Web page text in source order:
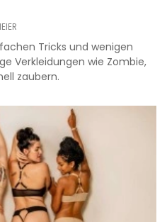
Tricks und wenigen
Verkleidungen wie Zombie,
zaubern.